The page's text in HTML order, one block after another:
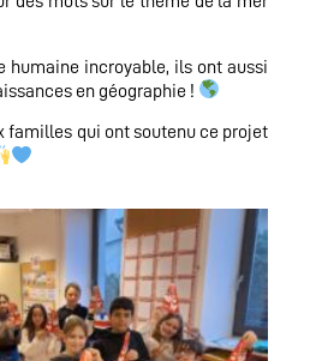
humaine incroyable, ils ont aussi
en géographie !
familles qui ont soutenu ce projet